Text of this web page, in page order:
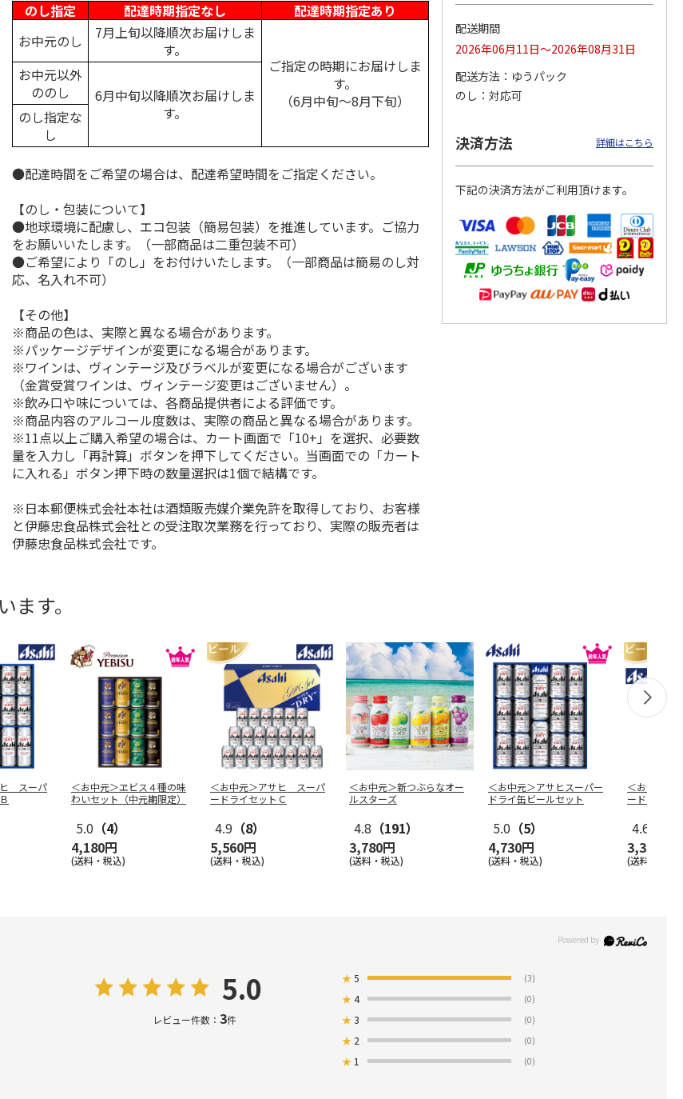
ントリ
ミア
５種セ
＜お中元＞アサヒ
アサヒビール５種セ
ットＡ
(送料・税込)
シュマッツ「ヴァイ
ツェン缶330ml＆へ
レス缶330ml」
(送料・税込)
＜お中元＞ヱビス４
種の味わいセット
(送料・税込)
＜お中元＞サッポ
ロ ヱビスビール缶
＜お中元＞アサヒ
4.5（6）
3,750円
(送料・税込)
5.0（5）
(送料・税込)
のし指定
配達時期指定なし
配達時期指定あり
お中元のし
7月上旬以降順次お届けしま
す。
ご指定の時期にお届けしま
す。
（6月中旬～8月下旬）
お中元以外
ののし
6月中旬以降順次お届けしま
す。
のし指定な
し
●配達時間をご希望の場合は、配達希望時間をご指定ください。
【のし・包装について】
●地球環境に配慮し、エコ包装（簡易包装）を推進しています。ご協力
をお願いいたします。（一部商品は二重包装不可）
●ご希望により「のし」をお付けいたします。（一部商品は簡易のし対
応、名入れ不可）
【その他】
※商品の色は、実際と異なる場合があります。
※パッケージデザインが変更になる場合があります。
※ワインは、ヴィンテージ及びラベルが変更になる場合がございます
（金賞受賞ワインは、ヴィンテージ変更はございません）。
※飲み口や味については、各商品提供者による評価です。
※商品内容のアルコール度数は、実際の商品と異なる場合があります。
※11点以上ご購入希望の場合は、カート画面で「10+」を選択、必要数
量を入力し「再計算」ボタンを押下してください。当画面での「カート
に入れる」ボタン押下時の数量選択は1個で結構です。
※日本郵便株式会社本社は酒類販売媒介業免許を取得しており、お客様
と伊藤忠食品株式会社との受注取次業務を行っており、実際の販売者は
伊藤忠食品株式会社です。
配送期間
2026年06月11日～2026年08月31日
配送方法
ゆうパック
のし
対応可
決済方法 詳細はこちら
下記の決済方法がご利用頂けます。
す。
ヒ スーパ
＜お中元＞ヱビス４種の味
わいセット（中元期限定）
5.0 （4）
4,180円
(送料・税込)
＜お中元＞アサヒ スーパ
ードライセットＣ
4.9 （8）
5,560円
(送料・税込)
＜お中元＞新つぶらなオー
ルスターズ
4.8 （191）
3,780円
(送料・税込)
＜お中元＞アサヒスーパー
ドライ缶ビールセット
5.0 （5）
4,730円
(送料・税込)
＜お中元＞
ードライセ
4.6
3,350円
(送料・税込)
5.0
レビュー件数： 3件
★5 (3)
★4 (0)
★3 (0)
★ 2 (0)
★ 1 (0)